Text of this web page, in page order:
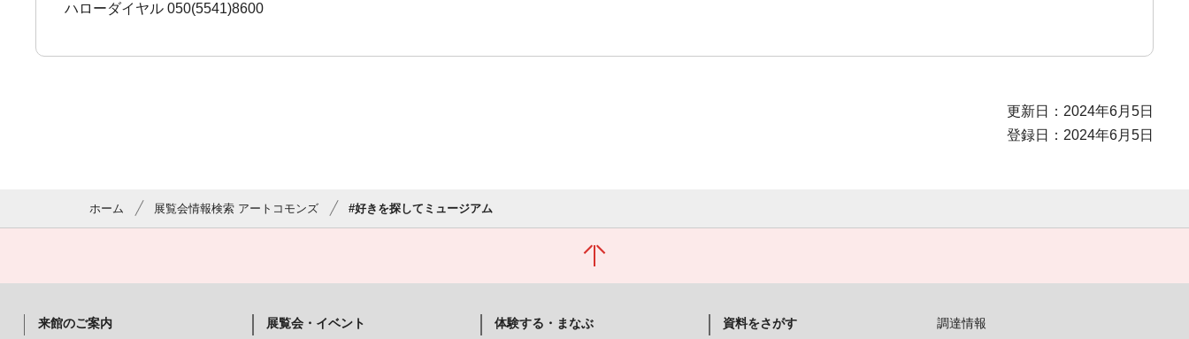
ハローダイヤル 050(5541)8600
更新日：2024年6月5日
登録日：2024年6月5日
ホーム 展覧会情報検索 アートコモンズ #好きを探してミュージアム
来館のご案内 展覧会・イベント 体験する・まなぶ 資料をさがす
調達情報